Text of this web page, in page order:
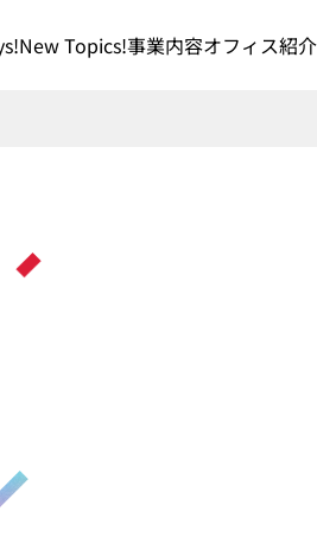
New Topics!事業内容オフィス紹介